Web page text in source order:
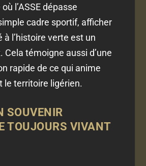
l’ASSE dépasse
cadre sportif, afficher
à l’histoire verte est un
Cela témoigne aussi d’une
rapide de ce qui anime
le territoire ligérien.
SOUVENIR
TOUJOURS VIVANT